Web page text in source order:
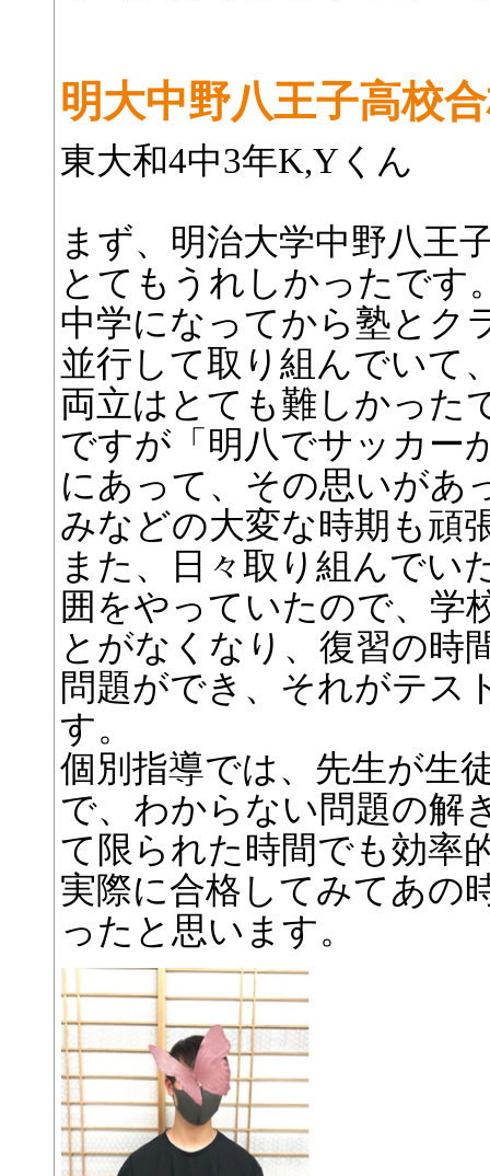
明大中野八王子高校
東大和4中3年K,Yくん
まず、明治大学中野八王
とてもうれしかったです
中学になってから塾とク
並行して取り組んでいて
両立はとても難しかった
ですが「明八でサッカー
にあって、その思いがあ
みなどの大変な時期も頑
また、日々取り組んでい
囲をやっていたので、学
とがなくなり、復習の時
問題ができ、それがテス
す。
個別指導では、先生が生
で、わからない問題の解
て限られた時間でも効率
実際に合格してみてあの
ったと思います。